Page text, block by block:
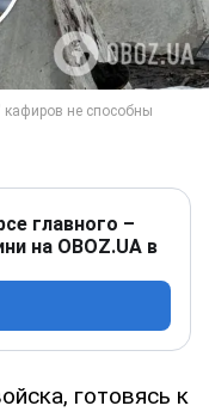
главного –
на OBOZ.UA в
готовясь к